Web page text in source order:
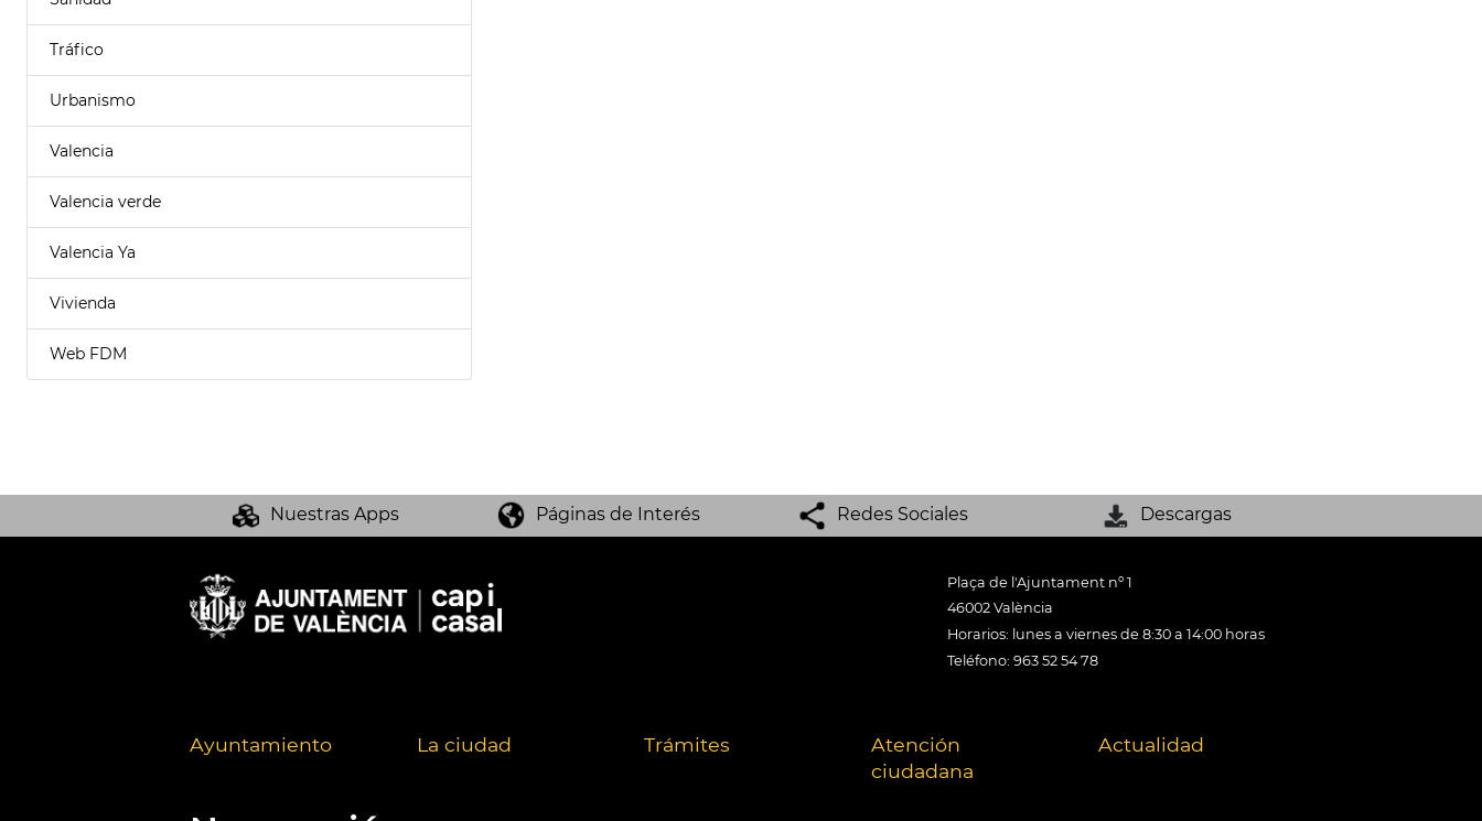
Tráfico
Urbanismo
Valencia
Valencia verde
Valencia Ya
Vivienda
Web FDM
Nuestras Apps Páginas de Interés Redes Sociales Descargas
Plaça de l'Ajuntament nº 1
46002 València
Horarios: lunes a viernes de 8:30 a 14:00 horas
Teléfono: 963 52 54 78
Ayuntamiento La ciudad Trámites
Atención
ciudadana
Actualidad